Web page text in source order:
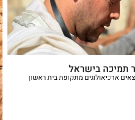
תמיכה בישראל
ארכיאולוגים מתקופת בית ראשון